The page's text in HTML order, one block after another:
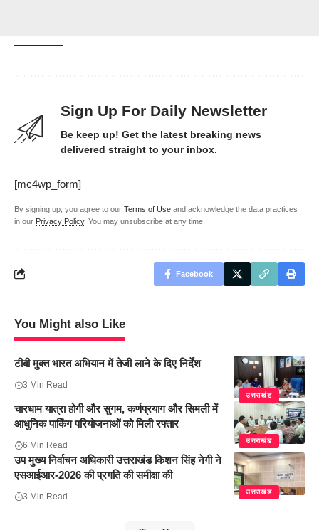
————–
Sign Up For Daily Newsletter
Be keep up! Get the latest breaking news
delivered straight to your inbox.
[mc4wp_form]
By signing up, you agree to our Terms of Use and acknowledge the data practices
in our Privacy Policy. You may unsubscribe at any time.
Facebook
You Might also Like
उत्तराखंड
टीबी मुक्त भारत अभियान में तेजी लाने के दिए निर्देश
3 Min Read
उत्तराखंड
चारधाम यात्रा होगी और सुगम, कर्णप्रयाग और सिमली में
आधुनिक पार्किंग परियोजनाओं को मिली रफ्तार
6 Min Read
उत्तराखंड
उप मुख्य निर्वाचन अधिकारी उत्तराखंड किशन सिंह नेगी ने
एसआईआर-2026 की प्रगति की समीक्षा की
3 Min Read